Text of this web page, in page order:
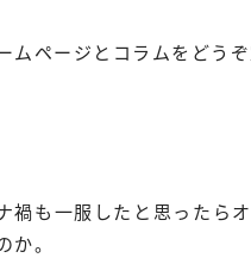
ムページとコラムをどう
禍も一服したと思ったら
か。